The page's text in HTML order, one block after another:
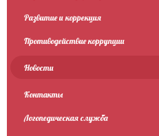
Развитие и коррекция
Противодействие коррупции
Новости
Контакты
Логопедическая служба